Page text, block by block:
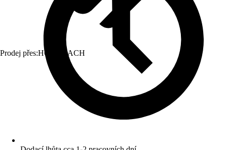
Prodej přes:HORNBACH